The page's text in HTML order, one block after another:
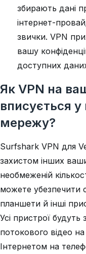
збирають дані
інтернет-
звички. VPN
вашу
доступних
Як VPN на
вписується
мережу?
Surfshark VPN для
захистом інших
необмеженій
можете убезпечити
планшети й інші
Усі пристрої будуть
потокового відео
Інтернетом на